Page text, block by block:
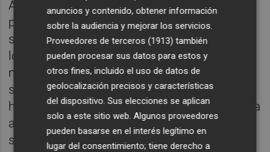
Alertan desde COAG que todos los
parámetros estudiados en los cultivos de
secano se encuentran en nivel de alerta y en
los de regadío la capacidad de maniobra es
mínima. "Los planes de cuenca son
sectorializados, cada uno va a su aire y no
hay una planificación nacional. El futuro de la
agricultura de la Región está en peligro",
señala Gil.
anuncios y contenido, obtener información
sobre la audiencia y mejorar los servicios.
Proveedores de terceros (1913) también
pueden procesar sus datos para estos y
otros fines, incluido el uso de datos de
geolocalización precisos y características
del dispositivo. Sus elecciones se aplican
solo a este sitio web. Algunos proveedores
pueden basarse en el interés legítimo en
lugar del consentimiento; tiene derecho a